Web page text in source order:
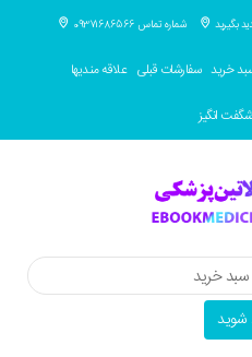
شماره تماس 09371686566 بگیرید
علاقه مندیها سفارشات قبلی خرید
انگیز
سبد خرید
شوید